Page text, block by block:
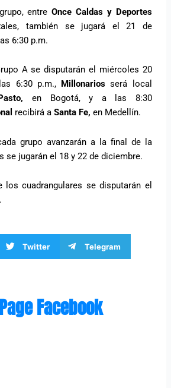
entreOnce Caldas y Deportes
también se jugará el 21 de
6:30 p.m.
A se disputarán el miércoles 20
6:30 p.m., Millonarios será local
en Bogotá, y a las 8:30
recibirá a Santa Fe, en Medellín.
grupo avanzarán a la final de la
se jugarán el 18 y 22 de diciembre.
los cuadrangulares se disputarán el
Twitter Telegram
Facebook